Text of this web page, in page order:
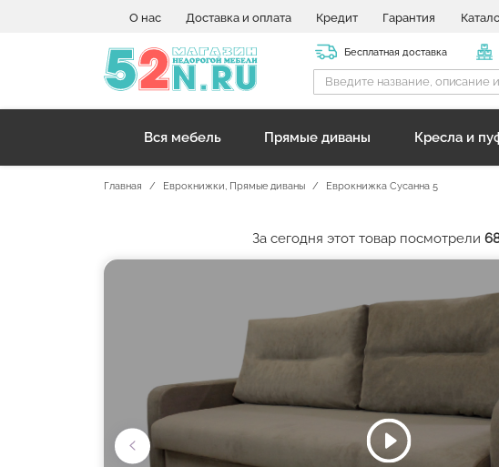
О нас Доставка и оплата Кредит Гарантия
Бесплатная доставка
Вся мебель Прямые диваны Кресла и
Главная Еврокнижки, Прямые диваны Еврокнижка Сусанна 5
За сегодня этот товар посмотрели